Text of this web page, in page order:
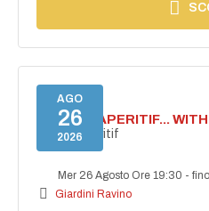
AGO
26
2026
SECRET APERITIF...
Secret aperitif
Mer 26 Agosto Ore 19:30 -
Giardini Ravino